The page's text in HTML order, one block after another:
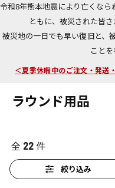
令和8年熊本地震により亡くな
ともに、被災された皆
被災地の一日でも早い復旧と、
ことを
今なら新規会員登録で1,000
＜商品配送に関するお知らせ
＜夏季休暇中のご注文・発送
ラウンド用品
全 22件
絞り込み